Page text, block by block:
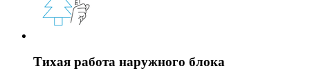
Тихая работа наружного блока